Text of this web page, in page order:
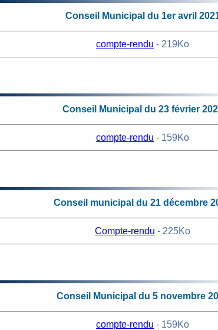
Conseil Municipal du 1er avril
compte-rendu - 219Ko
Conseil Municipal du 23 février
compte-rendu - 159Ko
Conseil municipal du 21 décembre
Compte-rendu - 225Ko
Conseil Municipal du 5 novembre
compte-rendu - 159Ko